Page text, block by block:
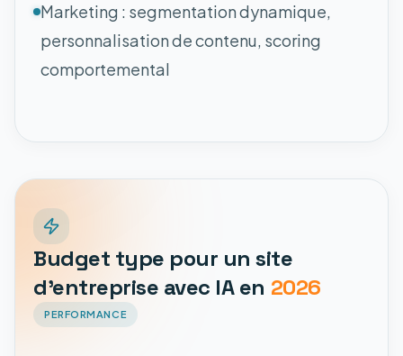
Marketing : segmentation dynamique,
personnalisation de contenu, scoring
comportemental
Budget type pour un site
d'entreprise avec IA en 2026
PERFORMANCE